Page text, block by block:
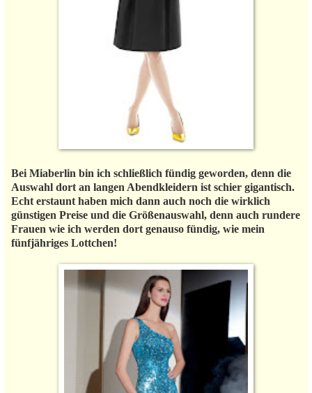
Bei Miaberlin bin ich schließlich fündig geworden, denn die
Auswahl dort an langen Abendkleidern ist schier gigantisch.
Echt erstaunt haben mich dann auch noch die wirklich
günstigen Preise und die Größenauswahl, denn auch rundere
Frauen wie ich werden dort genauso fündig, wie mein
fünfjähriges Lottchen!